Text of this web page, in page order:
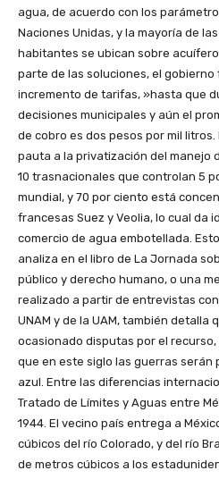
agua, de acuerdo con los
Naciones Unidas, y la mayoría de
habitantes se ubican sobre
parte de las soluciones, el gobierno
incremento de tarifas, »hasta que
decisiones municipales y aún el
de cobro es dos pesos por mil
pauta a la privatización del manejo
10 trasnacionales que controlan 5
mundial, y 70 por ciento está
francesas Suez y Veolia, lo cual da
comercio de agua embotellada.
analiza en el libro de La Jornada
público y derecho humano, o una
realizado a partir de entrevistas
UNAM y de la UAM, también detalla
ocasionado disputas por el
que en este siglo las guerras serán
azul. Entre las diferencias
Tratado de Límites y Aguas entre
1944. El vecino país entrega a
cúbicos del río Colorado, y del río
de metros cúbicos a los